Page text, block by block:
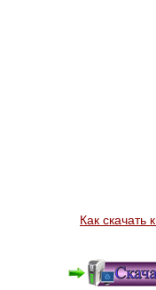
Как скачать